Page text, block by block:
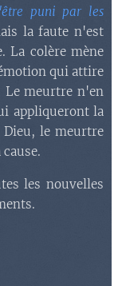
puni par les
la faute n'est
La colère mène
qui attire
Le meurtre n'en
appliqueront la
Dieu, le meurtre
les nouvelles